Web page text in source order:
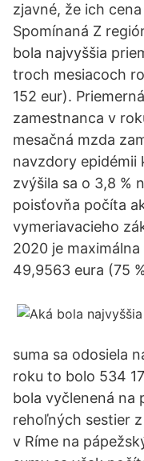
zjavné, že ich
Spomínaná Z
bola najvyššia
troch mesiacoch
152 eur).
zamestnanca v
mesačná mzda
navzdory epidémii
zvýšila sa o 3,8 %
poisťovňa počíta
vymeriavacieho
2020 je
49,9563 eura (75
suma sa odosiela
roku to bolo 534
bola vyčlenená na
rehoľných sestier
v Ríme na